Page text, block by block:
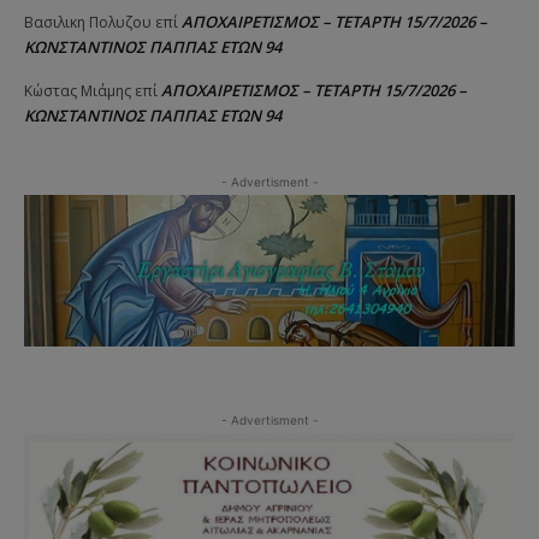
Βασιλικη Πολυζου επίΑΠΟΧΑΙΡΕΤΙΣΜΟΣ – ΤΕΤΑΡΤΗ 15/7/2026 –
ΚΩΝΣΤΑΝΤΙΝΟΣ ΠΑΠΠΑΣ ΕΤΩΝ 94
Κώστας Μιάμης επίΑΠΟΧΑΙΡΕΤΙΣΜΟΣ – ΤΕΤΑΡΤΗ 15/7/2026 –
ΚΩΝΣΤΑΝΤΙΝΟΣ ΠΑΠΠΑΣ ΕΤΩΝ 94
- Advertisment -
- Advertisment -